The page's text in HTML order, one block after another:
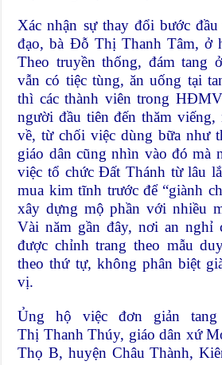
Xác nhận sự thay đổi bước
đạo, bà Đỗ Thị Thanh Tâm, ở
Theo truyền thống, đám tang
vẫn có tiệc tùng, ăn uống tại
thì các thành viên trong
người đầu tiên đến thăm
về, từ chối việc dùng bữa như
giáo dân cũng nhìn vào đó mà
việc tổ chức Đất Thánh từ lâu
mua kim tĩnh trước để “giành
xây dựng mộ phần với nhiều
Vài năm gần đây, nơi an nghỉ
được chỉnh trang theo mẫu
theo thứ tự, không phân biệt
vị.
Ủng hộ việc đơn giản tang
Thị Thanh Thúy, giáo dân xứ
Thọ B, huyện Châu Thành,